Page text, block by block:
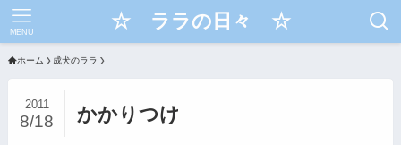
☆ ララの日々 ☆
MENU
ホーム 成犬のララ
かかりつけ
2011
8/18